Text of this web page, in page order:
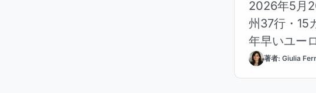
2026年5月
州37行・15
年早いユー
著者: Giulia